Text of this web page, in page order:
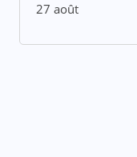
27 août